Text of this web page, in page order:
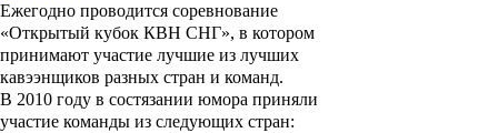
Ежегодно проводится соревнование
«Открытый кубок КВН СНГ», в котором
принимают участие лучшие из лучших
кавээнщиков разных стран и команд.
В 2010 году в состязании юмора приняли
участие команды из следующих стран: